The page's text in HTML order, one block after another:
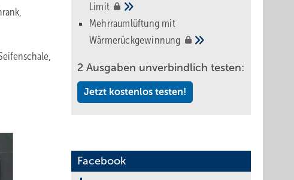
Limit
Mehrraumlüftung mit
Wärmerückgewinnung
2 Ausgaben unverbindlich testen:
Jetzt kostenlos testen!
Facebook